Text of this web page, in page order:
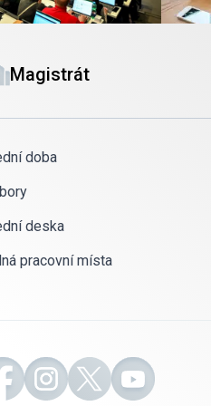
Magistrát
doba
deska
pracovní místa